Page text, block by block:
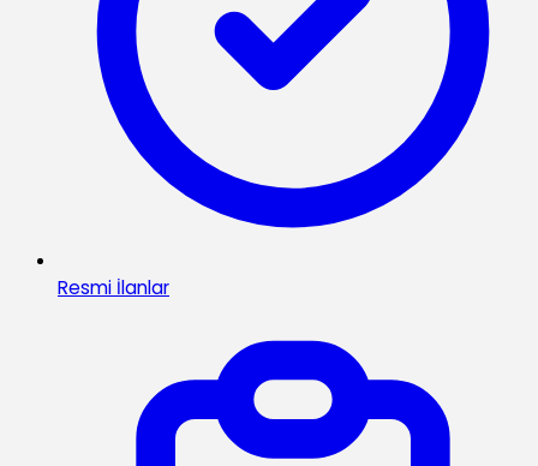
Resmi İlanlar